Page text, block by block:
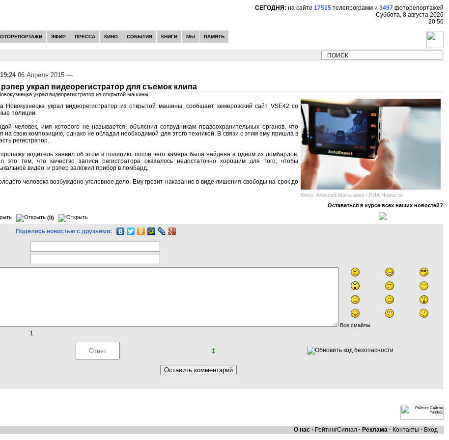
СЕГОДНЯ: на сайте 17515 телепрограмм и 3497 фоторепортажей
Суббота, 8 августа 2026
20:56
ЭФИР ПРЕССА КИНО СОБЫТИЯ КНИГИ МЫ ПАМЯТЬ
НОВОСТИ:
19:2406 Апреля 2015 —
украл видеорегистратор для съемок клипа
украл видеорегистратор из открытой машины
Фото: Алексей Мальгавко / РИА Новости
Новокузнецка украл видеорегистратор из открытой машины, сообщает кемеровский сайт VSЁ42 со
полиции.
человек, имя которого не называется, объяснил сотрудникам правоохранительных органов, что
на свою композицию, однако не обладал необходимой для этого техникой. В связи с этим ему пришла в
регистратор.
водитель заявил об этом в полицию, после чего камера была найдена в одном из ломбардов.
это тем, что качество записи регистратора оказалось недостаточно хорошим для того, чтобы
видео, и рэпер заложил прибор в ломбард.
человека возбуждено уголовное дело. Ему грозит наказание в виде лишения свободы на срок до
Оставаться в курсе всех наших новостей?
(0)
Поделись новостью с друзьями:
Все смайлы
1
О нас · РейтингСигнал · Реклама · Контакты · Вход